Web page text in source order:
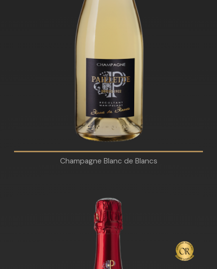
Champagne Blanc de Blancs